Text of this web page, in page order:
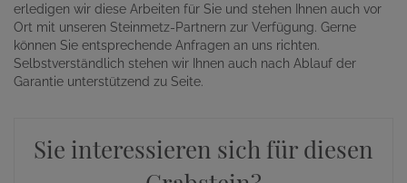
erledigen wir diese Arbeiten für Sie und stehen Ihnen auch vor
Ort mit unseren Steinmetz-Partnern zur Verfügung. Gerne
können Sie entsprechende Anfragen an uns richten.
Selbstverständlich stehen wir Ihnen auch nach Ablauf der
Garantie unterstützend zu Seite.
Sie interessieren sich für diesen